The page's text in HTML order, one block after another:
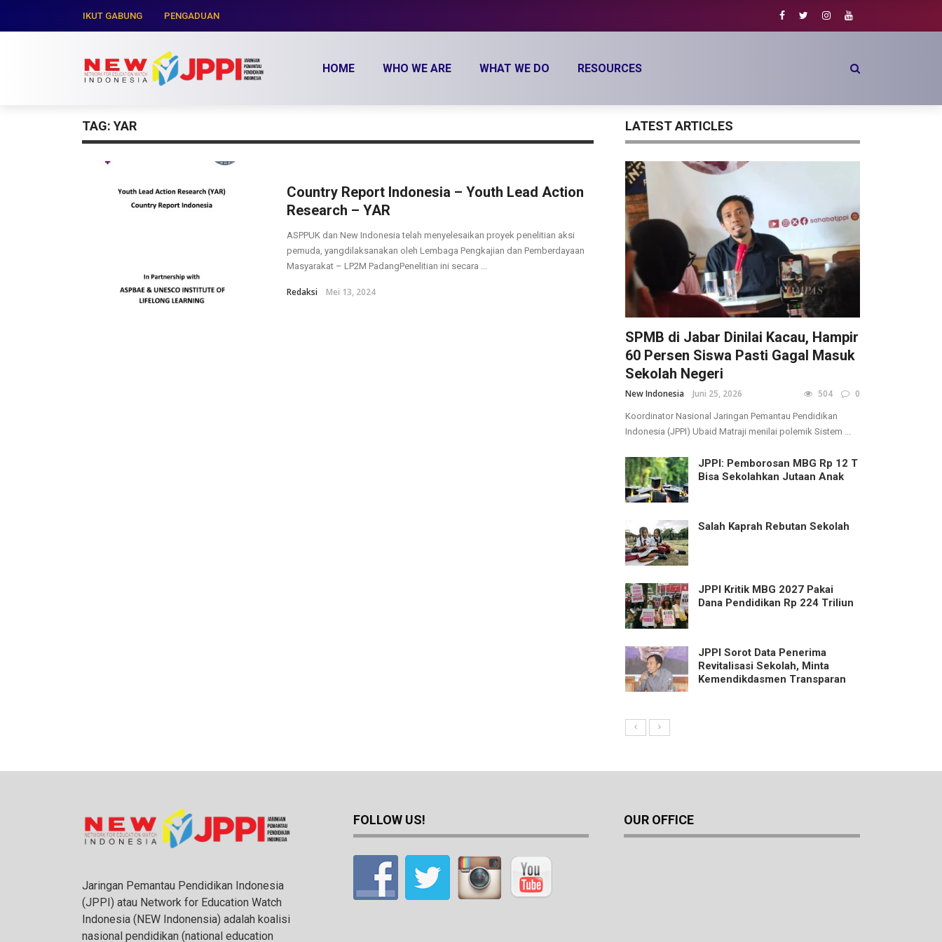
IKUT GABUNG PENGADUAN
HOME WHO WE ARE WHAT WE DO RESOURCES
TAG: YAR
Country Report Indonesia – Youth Lead Action
Research – YAR
ASPPUK dan New Indonesia telah menyelesaikan proyek penelitian aksi
pemuda, yangdilaksanakan oleh Lembaga Pengkajian dan Pemberdayaan
Masyarakat – LP2M PadangPenelitian ini secara ...
Redaksi Mei 13, 2024
LATEST ARTICLES
SPMB di Jabar Dinilai Kacau, Hampir
60 Persen Siswa Pasti Gagal Masuk
Sekolah Negeri
New Indonesia Juni 25, 2026 504 0
Koordinator Nasional Jaringan Pemantau Pendidikan
Indonesia (JPPI) Ubaid Matraji menilai polemik Sistem ...
JPPI: Pemborosan MBG Rp 12 T
Bisa Sekolahkan Jutaan Anak
Salah Kaprah Rebutan Sekolah
JPPI Kritik MBG 2027 Pakai
Dana Pendidikan Rp 224 Triliun
JPPI Sorot Data Penerima
Revitalisasi Sekolah, Minta
Kemendikdasmen Transparan
Jaringan Pemantau Pendidikan Indonesia
(JPPI) atau Network for Education Watch
Indonesia (NEW Indonensia) adalah koalisi
nasional pendidikan (national education
FOLLOW US! OUR OFFICE